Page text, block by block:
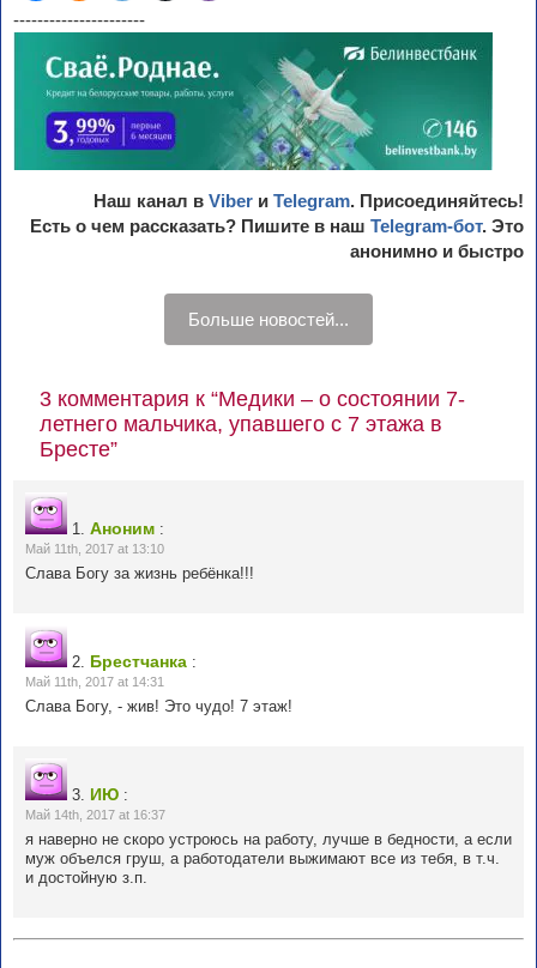
----------------------
Наш канал в Viber и Telegram. Присоединяйтесь!
Есть о чем рассказать? Пишите в наш Telegram-бот. Это
анонимно и быстро
Больше новостей...
3 комментария к “Медики – о состоянии 7-
летнего мальчика, упавшего с 7 этажа в
Бресте”
1. Аноним :
Май 11th, 2017 at 13:10
Слава Богу за жизнь ребёнка!!!
2. Брестчанка :
Май 11th, 2017 at 14:31
Слава Богу, - жив! Это чудо! 7 этаж!
3. ИЮ :
Май 14th, 2017 at 16:37
я наверно не скоро устроюсь на работу, лучше в бедности, а если
муж объелся груш, а работодатели выжимают все из тебя, в т.ч.
и достойную з.п.